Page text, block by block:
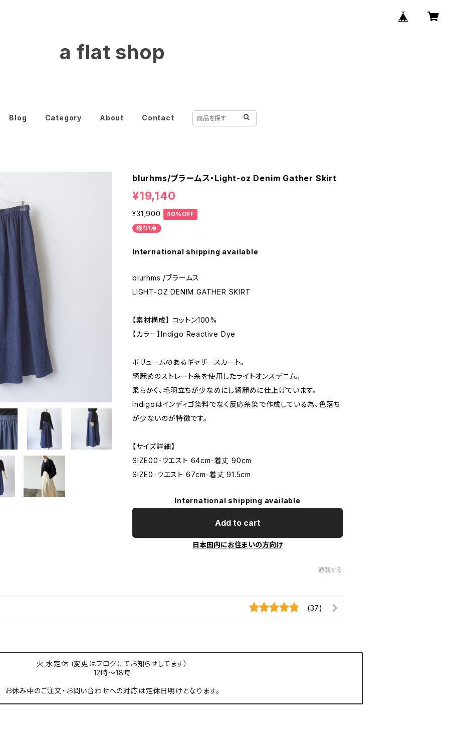
a flat shop
Blog Category About Contact
blurhms/ブラームス・Light-oz Denim Gather Skirt
¥19,140
¥31,900
40%OFF
残り1点
International shipping available
blurhms /ブラームス
LIGHT-OZ DENIM GATHER SKIRT
【素材構成】 コットン100%
【カラー】Indigo Reactive Dye
ボリュームのあるギャザースカート。
綺麗めのストレート糸を使用したライトオンスデニム。
柔らかく、毛羽立ちが少なめにし綺麗めに仕上げています。
Indigoはインディゴ染料でなく反応糸染で作成している為、色落ち
が少ないのが特徴です。
【サイズ詳細】
SIZE00-ウエスト 64cm-着丈 90cm
SIZE0-ウエスト 67cm-着丈 91.5cm
International shipping available
Add to cart
日本国内にお住まいの方向け
通報する
(37)
火,水定休 (変更はブログにてお知らせしてます）
12時〜18時
お休み中のご注文・お問い合わせへの対応は定休日明けとなります。